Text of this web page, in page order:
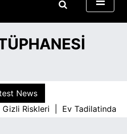
News
Riskleri | Ev Tadilatinda